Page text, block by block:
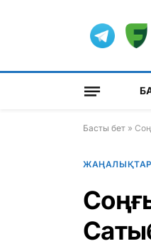
Басты бет »
ЖАҢАЛЫҚТАР